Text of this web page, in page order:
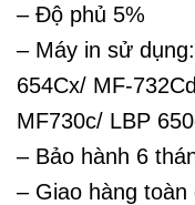
– Độ phủ 5%
– Máy in sử
654Cx/ MF-
MF730c/ LBP
– Bảo hành 6
– Giao hàng toàn